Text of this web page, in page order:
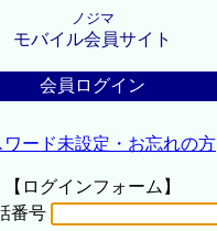
ノジマ
モバイル会員サイト
会員ログイン
ワード未設定・お忘れの方
【ログインフォーム】
番号